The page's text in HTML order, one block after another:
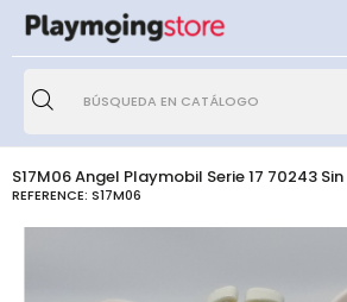
S17M06 Angel Playmobil Serie 17 70243
REFERENCE: S17M06